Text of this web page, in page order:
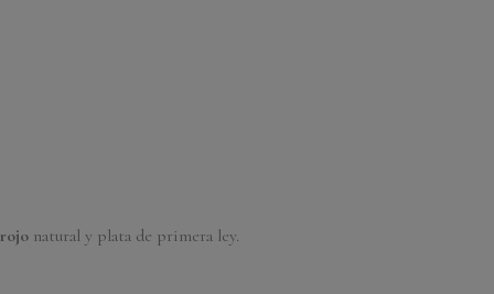
rojonatural y plata de primera ley.